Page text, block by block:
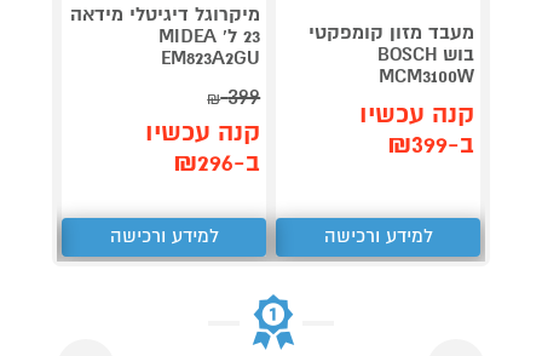
מעבד מזון קומפקטי
בוש BOSCH
MCM3100W
קנה עכשיו
ב-₪399
למידע ורכישה
מיקרוגל דיגיטלי מידאה
23 ל' MIDEA
EM823A2GU
399
₪
קנה עכשיו
ב-₪296
למידע ורכישה